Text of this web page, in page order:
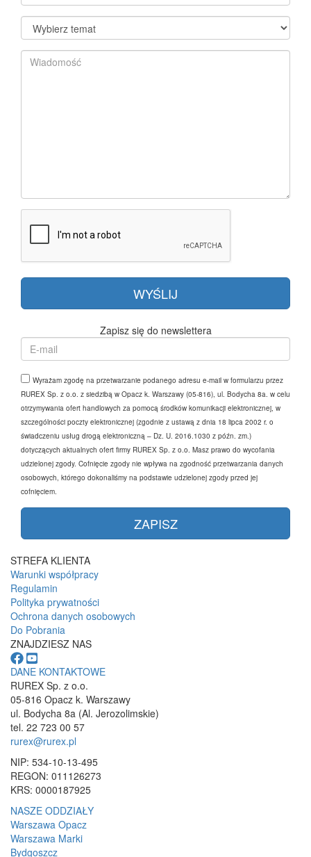
Zapisz się do newslettera
Wyrażam zgodę na przetwarzanie podanego adresu e-mail w formularzu przez
RUREX Sp. z o.o. z siedzibą w Opacz k. Warszawy (05-816), ul. Bodycha 8a. w celu
otrzymywania ofert handlowych za pomocą środków komunikacji elektronicznej, w
szczególności poczty elektronicznej (zgodnie z ustawą z dnia 18 lipca 2002 r. o
świadczeniu usług drogą elektroniczną – Dz. U. 2016.1030 z późn. zm.)
dotyczących aktualnych ofert firmy RUREX Sp. z o.o. Masz prawo do wycofania
udzielonej zgody. Cofnięcie zgody nie wpływa na zgodność przetwarzania danych
osobowych, którego dokonaliśmy na podstawie udzielonej zgody przed jej
cofnięciem.
STREFA KLIENTA
Warunki współpracy
Regulamin
Polityka prywatności
Ochrona danych osobowych
Do Pobrania
ZNAJDZIESZ NAS
DANE KONTAKTOWE
RUREX Sp. z o.o.
05-816 Opacz k. Warszawy
ul. Bodycha 8a (Al. Jerozolimskie)
tel. 22 723 00 57
rurex@rurex.pl
NIP: 534-10-13-495
REGON: 011126273
KRS: 0000187925
NASZE ODDZIAŁY
Warszawa Opacz
Warszawa Marki
Bydgoszcz